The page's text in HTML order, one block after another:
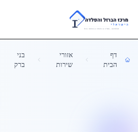
Skip to main content
דף
הבית
אזורי
שירות
בני
ברק